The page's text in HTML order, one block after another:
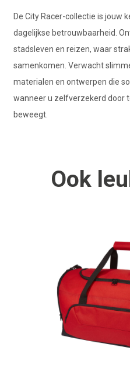
De City Racer-collectie is jouw
dagelijkse betrouwbaarheid.
stadsleven en reizen, waar
samenkomen. Verwacht
materialen en ontwerpen die
wanneer u zelfverzekerd door
beweegt.
Ook